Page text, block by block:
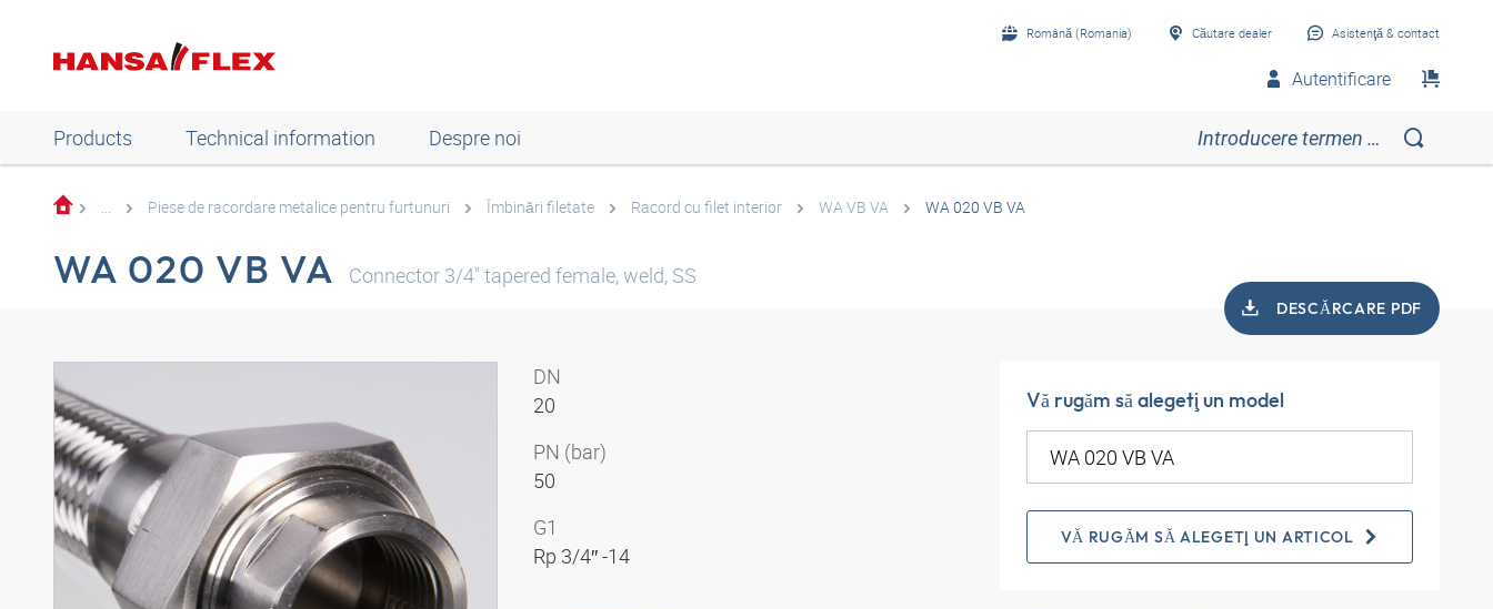
Română (Romania) Căutare dealer Asistenţă & contact
Autentificare
Products Technical information Despre noi
... Piese de racordare metalice pentru furtunuri Îmbinări filetate Racord cu filet interior WA VB VA WA 020 VB VA
WA 020 VB VA Connector 3/4" tapered female, weld, SS
DESCĂRCARE PDF
DN
20
PN (bar)
50
G1
Rp 3/4″ -14
Vă rugăm să alegeţi un model
VĂ RUGĂM SĂ ALEGEŢI UN ARTICOL